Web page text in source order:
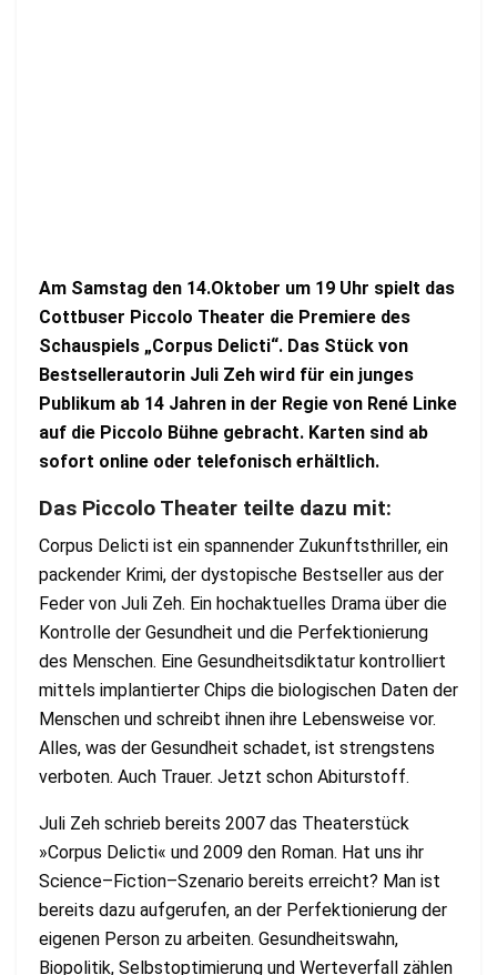
Am Samstag den 14.Oktober um 19 Uhr spielt das
Cottbuser Piccolo Theater die Premiere des
Schauspiels „Corpus Delicti“. Das Stück von
Bestsellerautorin Juli Zeh wird für ein junges
Publikum ab 14 Jahren in der Regie von René Linke
auf die Piccolo Bühne gebracht. Karten sind ab
sofort online oder telefonisch erhältlich.
Das Piccolo Theater teilte dazu mit:
Corpus Delicti ist ein spannender Zukunftsthriller, ein
packender Krimi, der dystopische Bestseller aus der
Feder von Juli Zeh. Ein hochaktuelles Drama über die
Kontrolle der Gesundheit und die Perfektionierung
des Menschen. Eine Gesundheitsdiktatur kontrolliert
mittels implantierter Chips die biologischen Daten der
Menschen und schreibt ihnen ihre Lebensweise vor.
Alles, was der Gesundheit schadet, ist strengstens
verboten. Auch Trauer. Jetzt schon Abiturstoff.
Juli Zeh schrieb bereits 2007 das Theaterstück
»Corpus Delicti« und 2009 den Roman. Hat uns ihr
Science– Fiction–Szenario bereits erreicht? Man ist
bereits dazu aufgerufen, an der Perfektionierung der
eigenen Person zu arbeiten. Gesundheitswahn,
Biopolitik, Selbstoptimierung und Werteverfall zählen